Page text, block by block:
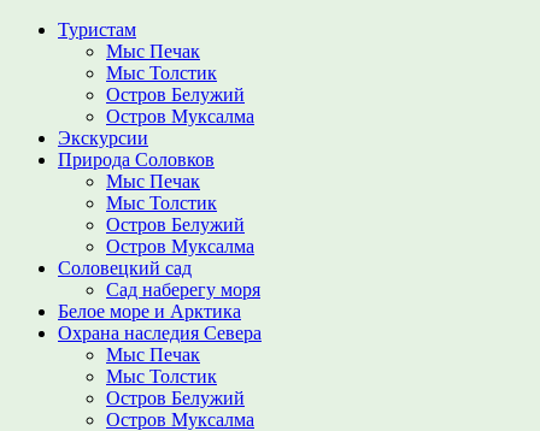
Туристам
Мыс Печак
Мыс Толстик
Остров Белужий
Остров Муксалма
Экскурсии
Природа Соловков
Мыс Печак
Мыс Толстик
Остров Белужий
Остров Муксалма
Соловецкий сад
Сад наберегу моря
Белое море и Арктика
Охрана наследия Севера
Мыс Печак
Мыс Толстик
Остров Белужий
Остров Муксалма